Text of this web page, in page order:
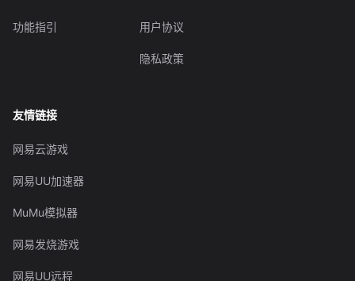
功能指引 用户协议
隐私政策
友情链接
网易云游戏
网易UU加速器
MuMu模拟器
网易发烧游戏
网易UU远程